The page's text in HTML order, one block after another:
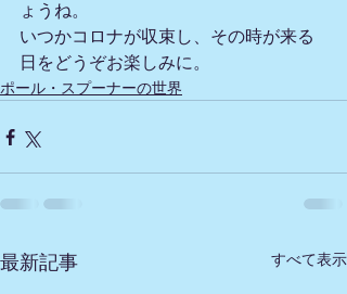
ょうね。
いつかコロナが収束し、その時が来る
日をどうぞお楽しみに。
ポール・スプーナーの世界
最新記事 すべて表示